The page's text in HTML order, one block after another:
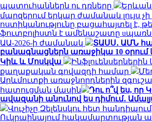
պատուհաններն ու դռները
մարզերում երկար ժամանակ լույս չի
ոստիկանությունը բացահայտել է,
ֆուտբոլիստն է ամենաշատը
ԱԱ-2026-ի ժամանակ
ՏԱՍՍ․ ԱՄՆ
բանագնացներն առաջիկա 10 օրում
Կիև և Մոսկվա
Ինֆլուենսերներին
քաղաքական գովազդի համար
Արևմուտքի առաջնորդներին
հատուցման մասին
Դու ո՞վ ես, որ
ավազանի անունով ես դիմում․
Վուչիչը Զելենսկու հետ
Ուկրաինայում հակամարտության